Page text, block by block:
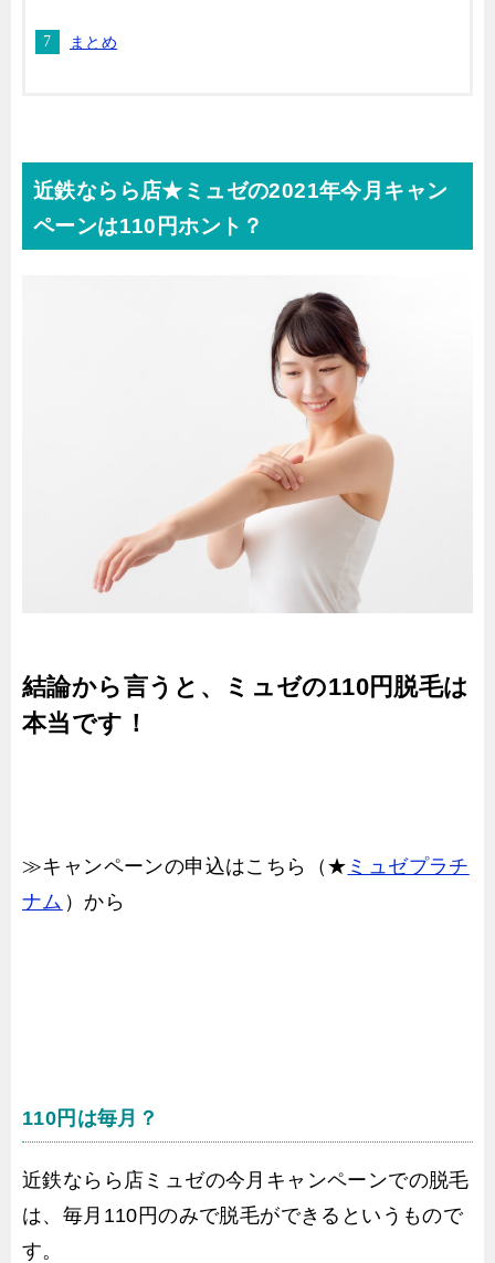
まとめ
近鉄ならら店★ミュゼの2021年今月キャン
ペーンは110円ホント？
結論から言うと、ミュゼの110円脱毛は
本当です！
≫キャンペーンの申込はこちら（★ ミュゼプラチ
ナム ）から
110円は毎月？
近鉄ならら店ミュゼの今月キャンペーンでの脱毛
は、毎月110円のみで脱毛ができるというもので
す。